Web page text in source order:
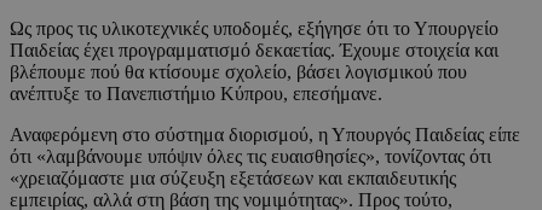
Ως προς τις υλικοτεχνικές υποδομές, εξήγησε ότι το Υπουργείο
Παιδείας έχει προγραμματισμό δεκαετίας. Έχουμε στοιχεία και
βλέπουμε πού θα κτίσουμε σχολείο, βάσει λογισμικού που
ανέπτυξε το Πανεπιστήμιο Κύπρου, επεσήμανε.
Αναφερόμενη στο σύστημα διορισμού, η Υπουργός Παιδείας είπε
ότι «λαμβάνουμε υπόψιν όλες τις ευαισθησίες», τονίζοντας ότι
«χρειαζόμαστε μια σύζευξη εξετάσεων και εκπαιδευτικής
εμπειρίας, αλλά στη βάση της νομιμότητας». Προς τούτο,